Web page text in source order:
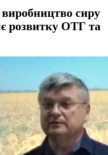
сиру
розвитку ОТГ та